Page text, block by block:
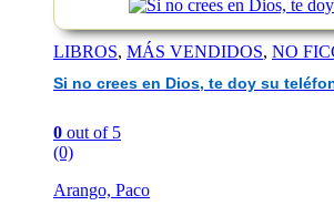
LIBROS, MÁS VENDIDOS, NO
Si no crees en Dios, te doy su
0 out of 5
(0)
Arango, Paco